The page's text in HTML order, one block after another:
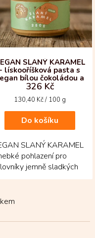
SLANÝ KARAMEL
- lískooříšková pasta s
bílou čokoládou a
slaným karamelem
326 Kč
Měrná
130,40 Kč / 100 g
Do košíku
SLANÝ KARAMEL
pohlazení pro
jemně sladkých
Lahodná lískooříšková